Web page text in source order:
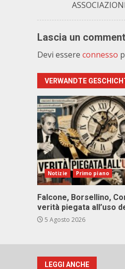
Lascia un
Devi essere connesso
VERWANDTE
Notizie Primo piano
Falcone, Borsellino,
verità piegata all’uso
5 Agosto 2026
LEGGI ANCHE